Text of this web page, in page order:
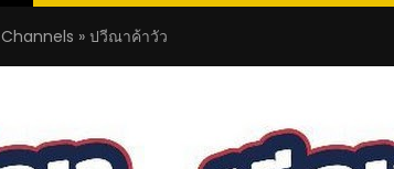
โตและหวานขนาดนี้ I didn’t expect that
growing cantaloupe in a barrel would yield
Channels » ปวีณาค้าวัว